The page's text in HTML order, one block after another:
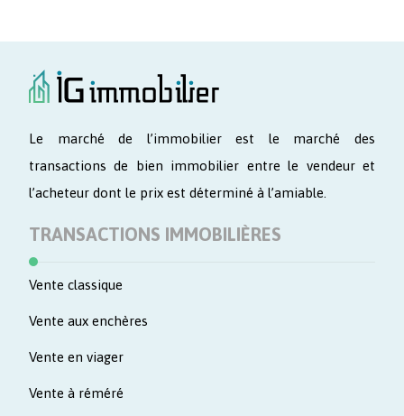
Le marché de l’immobilier est le marché des
transactions de bien immobilier entre le vendeur et
l’acheteur dont le prix est déterminé à l’amiable.
TRANSACTIONS IMMOBILIÈRES
Vente classique
Vente aux enchères
Vente en viager
Vente à réméré